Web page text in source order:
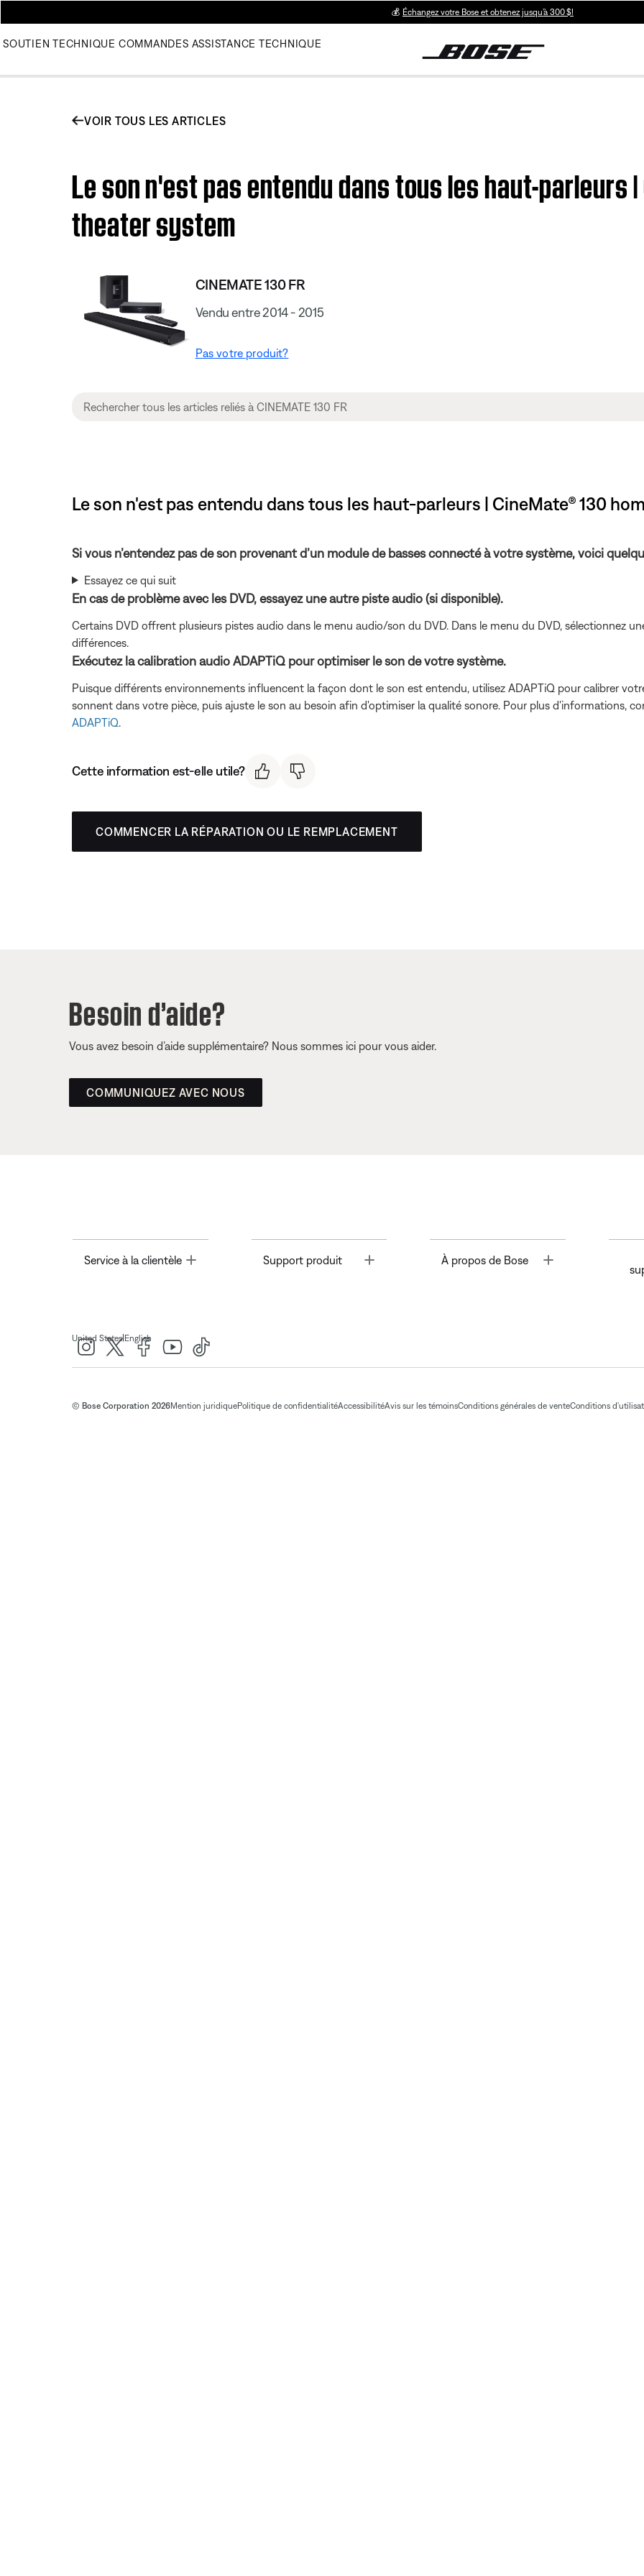
💰 Échangez votre Bose et obtenez jusqu’à 300 $!
SOUTIEN TECHNIQUE COMMANDES ASSISTANCE TECHNIQUE
VOIR TOUS LES ARTICLES
Le son n'est pas entendu dans tous les haut-parleurs
theater system
CINEMATE 130 FR
Vendu entre 2014 - 2015
Pas votre produit?
Le son n'est pas entendu dans tous les haut-parleurs | CineMate® 130
Si vous n’entendez pas de son provenant d’un module de basses connecté à votre système, voici
Essayez ce qui suit
En cas de problème avec les DVD, essayez une autre piste audio (si disponible).
Certains DVD offrent plusieurs pistes audio dans le menu audio/son du DVD. Dans le menu du DVD, sélectionnez
différences.
Exécutez la calibration audio ADAPTiQ pour optimiser le son de votre système.
Puisque différents environnements influencent la façon dont le son est entendu, utilisez ADAPTiQ pour calibrer
sonnent dans votre pièce, puis ajuste le son au besoin afin d'optimiser la qualité sonore. Pour plus d'informations,
ADAPTiQ
Cette information est-elle utile?
COMMENCER LA RÉPARATION OU LE REMPLACEMENT
Besoin d’aide?
Vous avez besoin d’aide supplémentaire? Nous sommes ici pour vous aider.
COMMUNIQUEZ AVEC NOUS
Service à la clientèle Toggle Support produit À propos de Bose Toggle
United States| English
© Bose Corporation 2026Mention juridiquePolitique de confidentialitéAccessibilitéAvis sur les témoinsConditions générales de venteConditions